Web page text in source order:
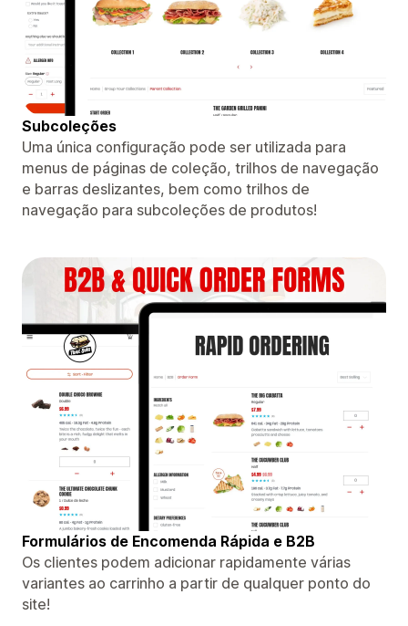
Subcoleções
Uma única configuração pode ser utilizada para
menus de páginas de coleção, trilhos de navegação
e barras deslizantes, bem como trilhos de
navegação para subcoleções de produtos!
Formulários de Encomenda Rápida e B2B
Os clientes podem adicionar rapidamente várias
variantes ao carrinho a partir de qualquer ponto do
site!